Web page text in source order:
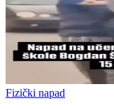
Fizički napad